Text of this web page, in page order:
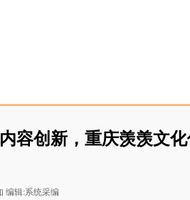
容创新，重庆羡羡文
编辑:系统采编